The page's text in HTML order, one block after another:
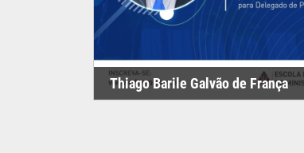
Thiago Barile Galvão de França